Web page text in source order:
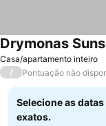
Casa/apartamento inteiro
Drymonas
/ Pontuação não
Selecione as
exatos.